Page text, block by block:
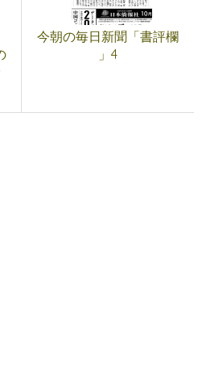
今朝の毎日新聞「書評欄
」4